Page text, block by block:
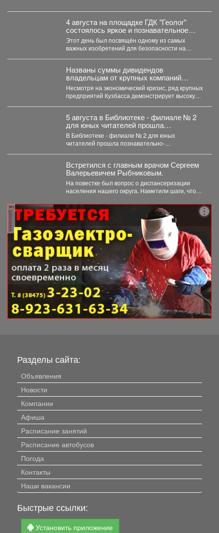
4 августа на площадке ГДК "Геолог"
состоялось яркое и познавательное
мероприятие - "День Светофора".
Этот день был посвящён одному из самых
важных изобретений для безопасности на
Названы суммы дивидендов
владельцам от крупных компаний
Кузбасса
Несмотря на экономический кризис, ряд крупных
предприятий Кузбасса демонстрирует высокую
5 августа в Библиотеке - филиале № 2
для юных читателей прошла
познавательно-развлекательная
программа к Международному дню
светофора
В Библиотеке - филиале № 2 для юных
читателей прошла познавательно-
Встретился с главным врачом Сергеем
Валерьевичем Рыбниковым.
На повестке был вопрос о диспансеризации
населения нашего округа. Наметили шаги, чтобы
реклама
Разделы сайта:
Объявления
Новости
Компании
Афиша
Расписание занятий
Расписание автобусов
Погода
Контакты
Наши вакансии
Быстрые ссылки:
Установить приложение